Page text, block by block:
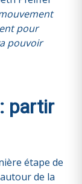
pour
pouvoir
partir
étape de
de la